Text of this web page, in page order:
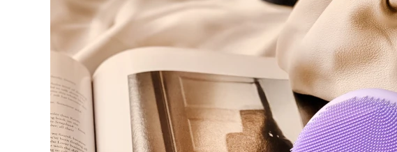
LUNA™ 4 Plus
Massage, LED heating
LUNA™ 4 Men
For men, anti-aging massage
BEAR™ 2 go
Microcurrent toning on-the-go
BEAR™ 2 eyes & lips
Microcurrent line smoothing device
補水保濕
UFO™ 3 套裝
Deep facial hydration
UFO™ 3 LED
Near-infrared and red light therapy device
口腔護理
issa™ 4
Hybrid silicone sonic toothbrush
issa™ 4 plus
Smart hybrid silicone sonic toothbrush
FAQ™ 抗老護理
NEW